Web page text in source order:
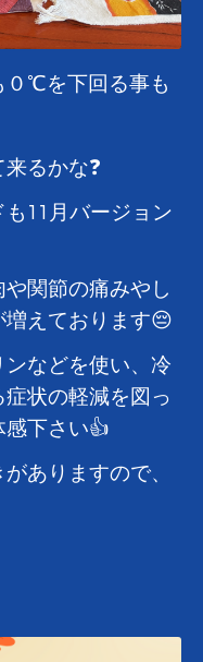
０℃を下回る事も
るかな❓
11月バージョン
関節の痛みやし
えております😔
などを使い、冷
状の軽減を図っ
感下さい👍
ありますので、